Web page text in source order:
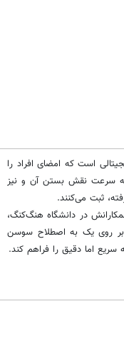
است که امضای افراد را
سرعت نقش بستن آن و نیز
ثبت می‌کنند.
در دانشگاه هنگ‌کنگ،
بر روی یک به اصطلاح سوسن
سریع اما دقیق را فراهم کند.